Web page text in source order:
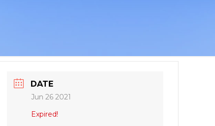
DATE
Jun 26 2021
Expired!